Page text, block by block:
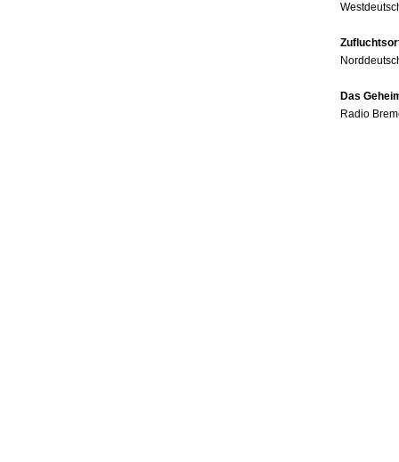
Das
Radio